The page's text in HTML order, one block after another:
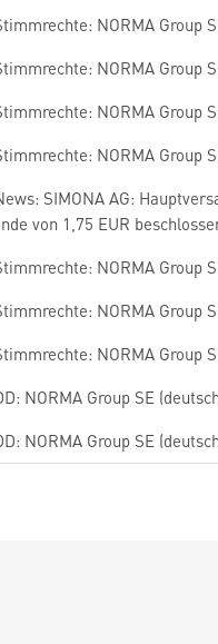
NORMA Group
NORMA Group
NORMA Group
NORMA Group
SIMONA AG:
von 1,75 EUR
NORMA Group
NORMA Group
NORMA Group
NORMA Group SE
NORMA Group SE